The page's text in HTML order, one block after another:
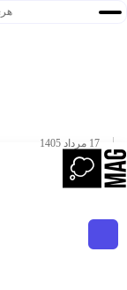
هری پاتر در قلب